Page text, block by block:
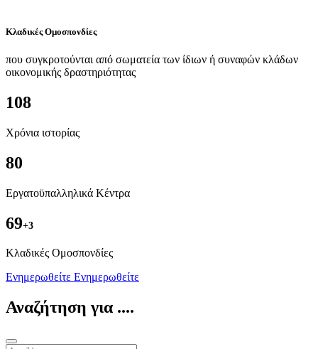
Κλαδικές Ομοσπονδίες
που συγκροτούνται από σωματεία των ίδιων ή συναφών κλάδων
οικονομικής δραστηριότητας
108
Χρόνια ιστορίας
80
Εργατοϋπαλληλικά Κέντρα
69+3
Kλαδικές Ομοσπονδίες
Ενημερωθείτε Ενημερωθείτε
Αναζήτηση για ....